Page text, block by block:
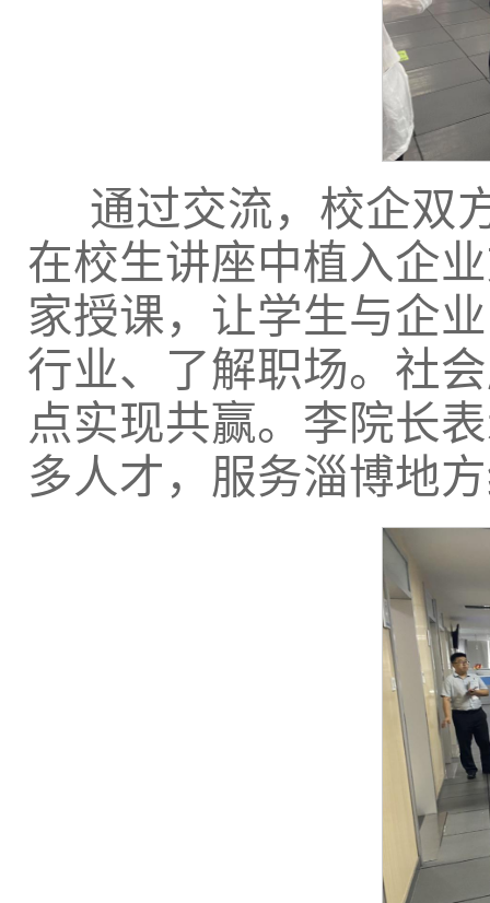
通过交流，校企双
在校生讲座中植入企
家授课，让学生与企
行业、了解职场。社
点实现共赢。李院长
多人才，服务淄博地